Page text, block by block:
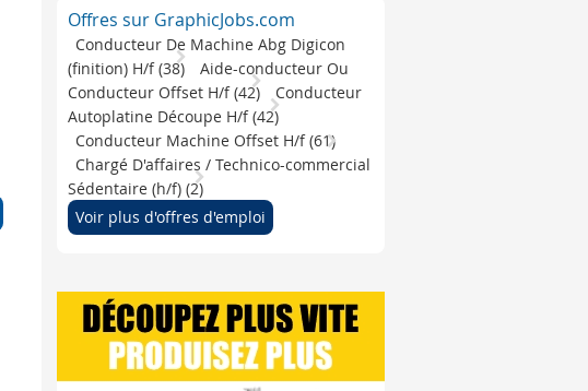
Offres sur GraphicJobs.com
Conducteur De Machine Abg Digicon
(finition) H/f (38)
Aide-conducteur Ou
Conducteur Offset H/f (42)
Conducteur
Autoplatine Découpe H/f (42)
Conducteur Machine Offset H/f (61)
Chargé D'affaires / Technico-commercial
Sédentaire (h/f) (2)
Voir plus d'offres d'emploi